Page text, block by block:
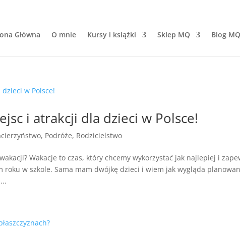
Główna O mnie Kursy i książki Sklep MQ Blog MQ
i atrakcji dla dzieci w Polsce!
, Podróże, Rodzicielstwo
Wakacje to czas, który chcemy wykorzystać jak najlepiej i
w szkole. Sama mam dwójkę dzieci i wiem jak wygląda